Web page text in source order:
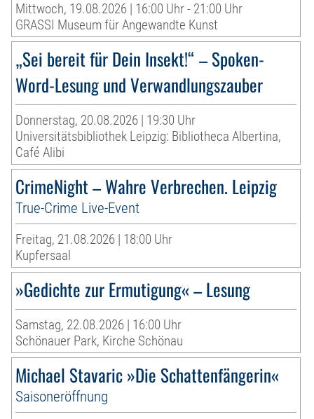
Mittwoch, 19.08.2026 | 16:00 Uhr - 21:00 Uhr
GRASSI Museum für Angewandte Kunst
„Sei bereit für Dein Insekt!“ – Spoken-
Word-Lesung und Verwandlungszauber
Donnerstag, 20.08.2026 | 19:30 Uhr
Universitätsbibliothek Leipzig: Bibliotheca Albertina,
Café Alibi
CrimeNight – Wahre Verbrechen. Leipzig
True-Crime Live-Event
Freitag, 21.08.2026 | 18:00 Uhr
Kupfersaal
»Gedichte zur Ermutigung« – Lesung
Samstag, 22.08.2026 | 16:00 Uhr
Schönauer Park, Kirche Schönau
Michael Stavaric »Die Schattenfängerin«
Saisoneröffnung